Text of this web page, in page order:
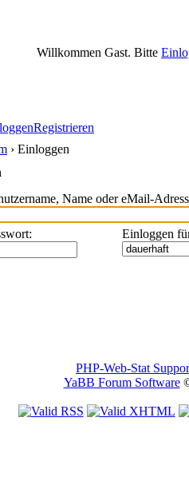
Willkommen Gast. Bitte
Registrieren
› Einloggen
Name oder eMail-
: Einloggen
PHP-Web-Stat
YaBB Forum Software©